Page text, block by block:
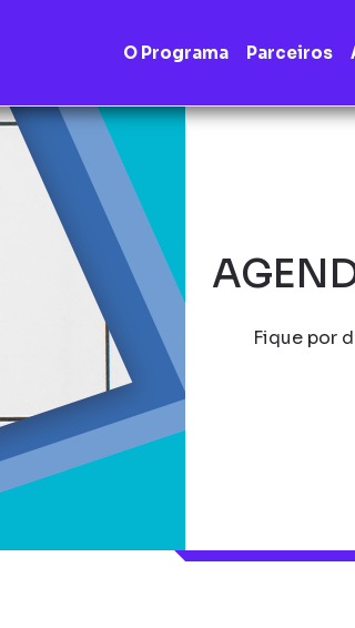
O Programa Parceiros
Fique por